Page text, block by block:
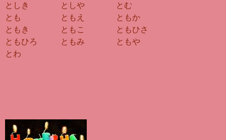
としき
としや
とむ
とも
ともえ
ともか
ともき
ともこ
ともひさ
ともひろ
ともみ
ともや
とわ